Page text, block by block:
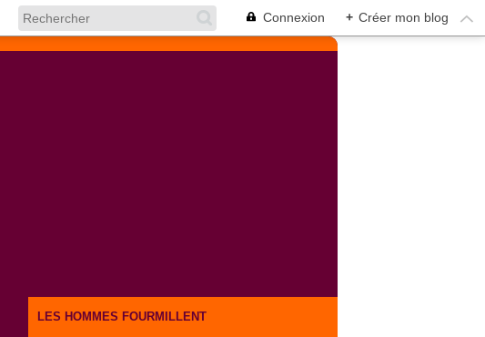
Connexion + Créer mon blog
LES HOMMES FOURMILLENT